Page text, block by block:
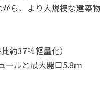
ら、より大規模な建築
約37％軽量化）
ールと最大開口5.8ｍ